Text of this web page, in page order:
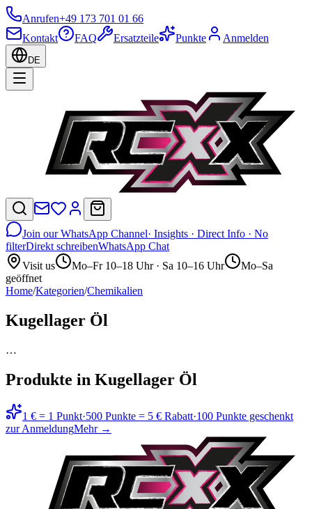
Anrufen+49 173 701 01 66
Kontakt
FAQ Ersatzteile Punkte Anmelden
DE
Join our WhatsApp Channel· Insights · Direct Info · No
filterDirekt schreibenWhatsApp Chat
Visit us
Mo–Fr 10–18 Uhr · Sa 10–16 Uhr
Mo–Sa
geöffnet
Home/Kategorien/Chemikalien
Kugellager Öl
…
Produkte in Kugellager Öl
1 € = 1 Punkt·500 Punkte = 5 € Rabatt·100 Punkte geschenkt
zur AnmeldungMehr →